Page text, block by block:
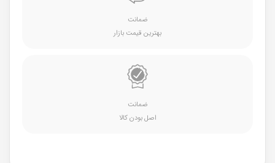
ضمانت
بهترین قیمت بازار
ضمانت
اصل بودن کالا